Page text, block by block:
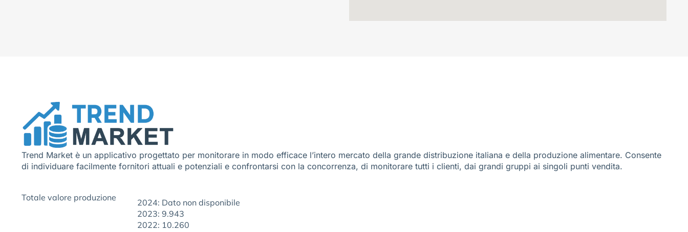
Trend Market è un applicativo progettato per monitorare in modo efficace l’intero mercato della grande distribuzione italiana e della produzione alimentare. Consente
di individuare facilmente fornitori attuali e potenziali e confrontarsi con la concorrenza, di monitorare tutti i clienti, dai grandi gruppi ai singoli punti vendita.
Totale valore produzione
2024: Dato non disponibile
2023: 9.943
2022: 10.260